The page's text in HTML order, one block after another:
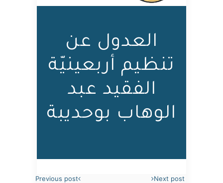
العدول عن
تنظيم أربعينيّة
الفقيد عبد
الوهاب بوحديبة
Previous post Next post